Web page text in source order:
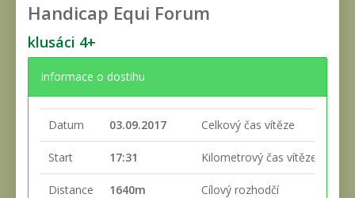
Handicap Equi Forum
klusáci 4+
Informace o dostihu
Datum 03.09.2017 Celkový čas vítěze
Start 17:31 Kilometrový čas vítěze
Distance 1640m Cílový rozhodčí